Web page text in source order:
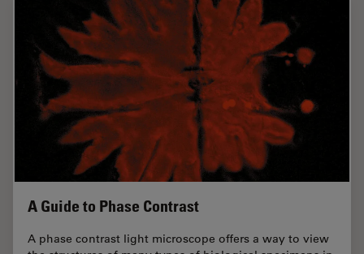
A Guide to Phase Contrast
A phase contrast light microscope offers a way to view